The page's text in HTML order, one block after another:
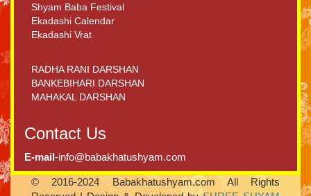
Shyam Baba Festival
Ekadashi Calendar
Ekadashi Vrat
RADHA RANI DARSHAN
BANKEBIHARI DARSHAN
MAHAKAL DARSHAN
Contact Us
E-mail-info@babakhatushyam.com
© 2016-2024 Babakhatushyam.com All Rights